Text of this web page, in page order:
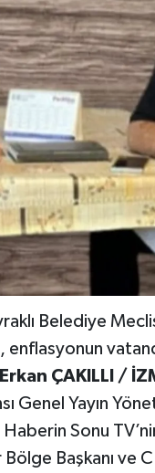
Belediye
Erkan ÇAKILLI /
Yayın
Sonu
Başkanı ve